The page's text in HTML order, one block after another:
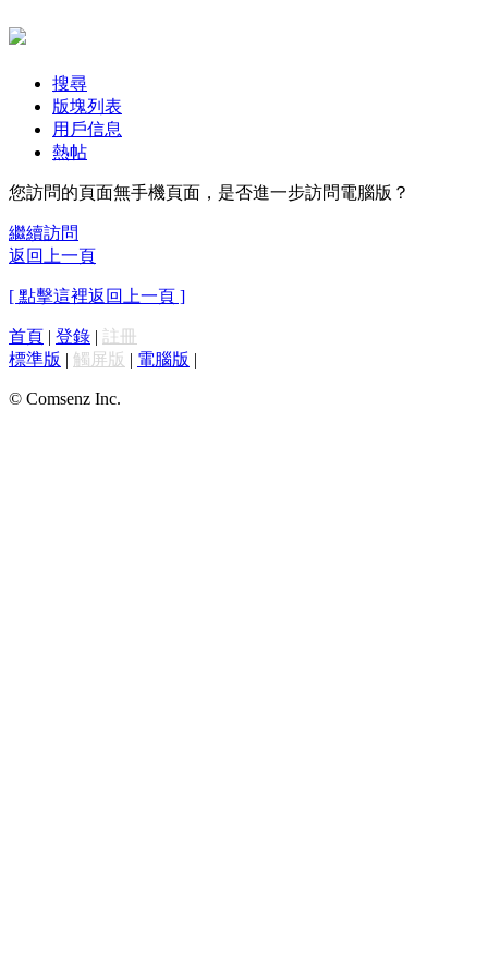
搜尋
版塊列表
用戶信息
熱帖
您訪問的頁面無手機頁面，是否進一步訪問電腦版？
繼續訪問
返回上一頁
[ 點擊這裡返回上一頁 ]
首頁 | 登錄 | 註冊
標準版 | 觸屏版 | 電腦版 |
© Comsenz Inc.